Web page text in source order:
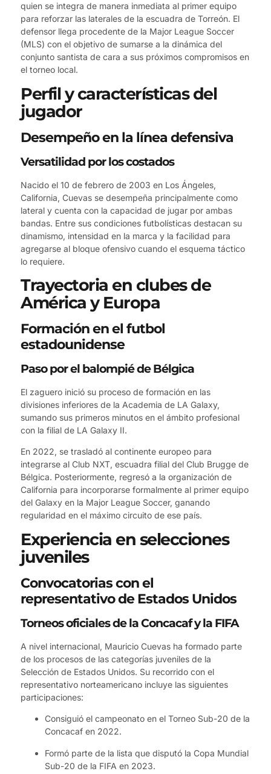
quien se integra de manera inmediata al primer equipo
para reforzar las laterales de la escuadra de Torreón. El
defensor llega procedente de la Major League Soccer
(MLS) con el objetivo de sumarse a la dinámica del
conjunto santista de cara a sus próximos compromisos en
el torneo local.
Perfil y características del
jugador
Desempeño en la línea defensiva
Versatilidad por los costados
Nacido el 10 de febrero de 2003 en Los Ángeles,
California, Cuevas se desempeña principalmente como
lateral y cuenta con la capacidad de jugar por ambas
bandas. Entre sus condiciones futbolísticas destacan su
dinamismo, intensidad en la marca y la facilidad para
agregarse al bloque ofensivo cuando el esquema táctico
lo requiere.
Trayectoria en clubes de
América y Europa
Formación en el futbol
estadounidense
Paso por el balompié de Bélgica
El zaguero inició su proceso de formación en las
divisiones inferiores de la Academia de LA Galaxy,
sumando sus primeros minutos en el ámbito profesional
con la filial de LA Galaxy II.
En 2022, se trasladó al continente europeo para
integrarse al Club NXT, escuadra filial del Club Brugge de
Bélgica. Posteriormente, regresó a la organización de
California para incorporarse formalmente al primer equipo
del Galaxy en la Major League Soccer, ganando
regularidad en el máximo circuito de ese país.
Experiencia en selecciones
juveniles
Convocatorias con el
representativo de Estados Unidos
Torneos oficiales de la Concacaf y la FIFA
A nivel internacional, Mauricio Cuevas ha formado parte
de los procesos de las categorías juveniles de la
Selección de Estados Unidos. Su recorrido con el
representativo norteamericano incluye las siguientes
participaciones:
Consiguió el campeonato en el Torneo Sub-20 de la
Concacaf en 2022.
Formó parte de la lista que disputó la Copa Mundial
Sub-20 de la FIFA en 2023.